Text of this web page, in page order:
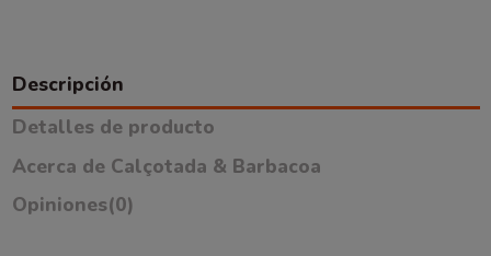
Descripción
Detalles de producto
Acerca de Calçotada & Barbacoa
Opiniones(0)